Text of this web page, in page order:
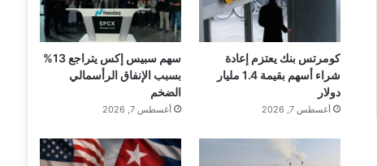
كومرتس بنك يعتزم إعادة
شراء أسهم بقيمة 1.4 مليار
دولار
أغسطس 7, 2026
سهم سبيس إكس يتراجع 13%
بسبب الإنفاق الرأسمالي
الضخم
أغسطس 7, 2026